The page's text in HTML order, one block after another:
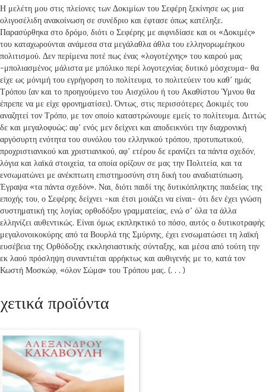
Η μελέτη μου στις πλείονες των Δοκιμίων του Σεφέρη ξεκίνησε ως μια
ολιγοσέλιδη ανακοίνωση σε συνέδριο και έφτασε όπως κατέληξε.
Παρασύρθηκα στο δρόμο, διότι ο Σεφέρης με αιφνιδίασε και οι «Δοκιμές»
του καταχωρούνται ανάμεσα στα μεγάλαθλα άθλα του ελληνορωμέηκου
πολιτισμού. Δεν περίμενα ποτέ πως ένας «λογοτέχνης» του καιρού μας
-μπολιασμένος μάλιστα με μπόλικο περί λογοτεχνίας δυτικό μόσχευμα- θα
είχε ως μόνιμή του εγρήγορση το πολίτευμα, το πολιτεύειν του καθ’ ημάς
Τρόπου (αν και το προηγούμενο του Αισχύλου ή του Ακαθίστου Ύμνου θα
έπρεπε να με είχε φρονηματίσει). Όντως, στις περισσότερες Δοκιμές του
αναζητεί τον Τρόπο, με τον οποίο καταστρώνουμε εμείς το πολίτευμα. Διττώς
δε και μεγαλοφυώς: αφ’ ενός μεν δείχνει και αποδεικνύει την διαχρονική
αργόσυρτη ενότητα του συνόλου του ελληνικού τρόπου, προτυπωτικού,
προχριστιανικού και χριστιανικού, αφ’ ετέρου δε ερανίζει τα πάντα σχεδόν,
λόγια και λαϊκά στοιχεία, τα οποία ορίζουν σε μας την Πολιτεία, και τα
ενσωματώνει με ανέκπτωτη επιστημοσύνη στη δική του αναδιατύπωση.
Έγραψα «τα πάντα σχεδόν». Ναι, διότι παιδί της δυτικόπληκτης παιδείας της
εποχής του, ο Σεφέρης δείχνει -και έτσι μοιάζει να είναι- ότι δεν έχει γνώση
συστηματική της λογίας ορθοδόξου γραμματείας, ενώ σ’ όλα τα άλλα
ελληνίζει αυθεντικώς. Είναι όμως εκπληκτικό το πόσο, αυτός ο δυτικοτραφής
μεγαλονοικοκύρης από τα Βουρλά της Σμύρνης, έχει ενσωματώσει τη λαϊκή
ευσέβεια της Ορθόδοξης εκκλησιαστικής σύνταξης, και μέσα από τούτη την
εκ λαού πρόσληψη συναντιέται αρρήκτως και αυθιγενής με το, κατά τον
Κωστή Μοσκώφ, «όλον Σώμα» του Τρόπου μας. (. . . )
προϊόντα